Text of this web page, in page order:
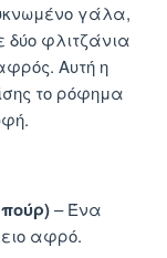
γάλα,
φλιτζάνια
Αυτή η
το ρόφημα
– Ένα
αφρό.